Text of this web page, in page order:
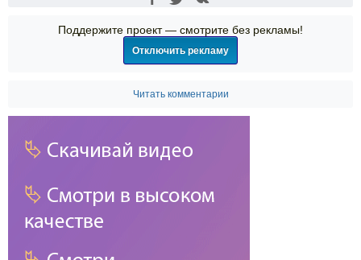
Поддержите проект — смотрите без рекламы!
Отключить рекламу
Читать комментарии